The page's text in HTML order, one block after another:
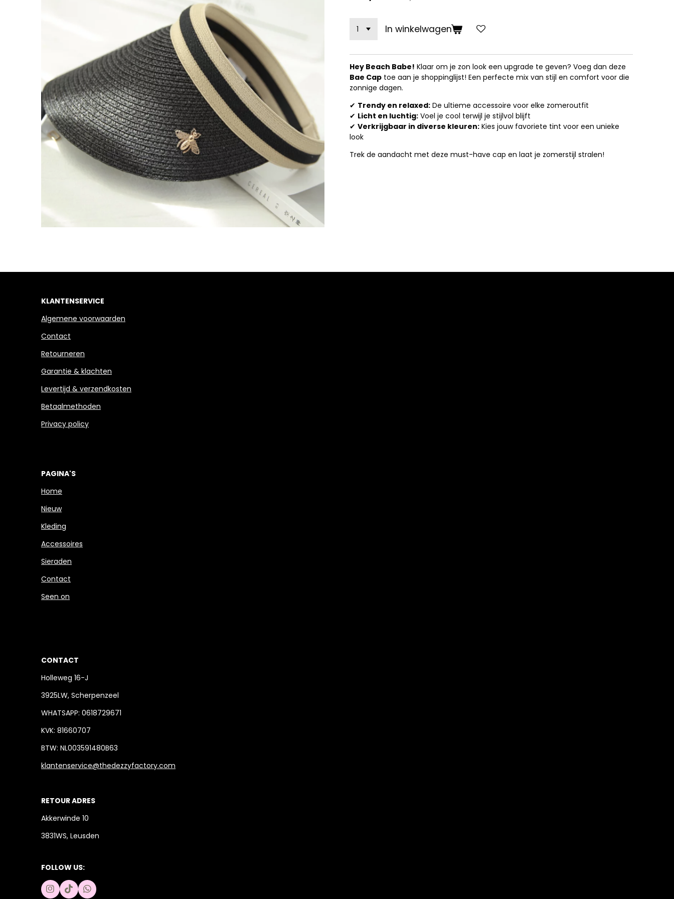
In winkelwagen
Hey Beach Babe! Klaar om je zon look een upgrade te geven? Voeg dan deze
Bae Cap toe aan je shoppinglijst! Een perfecte mix van stijl en comfort voor die
zonnige dagen.
✔ Trendy en relaxed: De ultieme accessoire voor elke zomeroutfit
✔ Licht en luchtig: Voel je cool terwijl je stijlvol blijft
✔ Verkrijgbaar in diverse kleuren: Kies jouw favoriete tint voor een unieke
look
Trek de aandacht met deze must-have cap en laat je zomerstijl stralen!
KLANTENSERVICE
Algemene voorwaarden
Contact
Retourneren
Garantie & klachten
Levertijd & verzendkosten
Betaalmethoden
Privacy policy
PAGINA'S
Home
Nieuw
Kleding
Accessoires
Sieraden
Contact
Seen on
CONTACT
Holleweg 16-J
3925LW, Scherpenzeel
WHATSAPP: 0618729671
KVK: 81660707
BTW: NL003591480B63
klantenservice@thedezzyfactory.com
RETOUR ADRES
Akkerwinde 10
3831WS, Leusden
FOLLOW US:
I
T
W